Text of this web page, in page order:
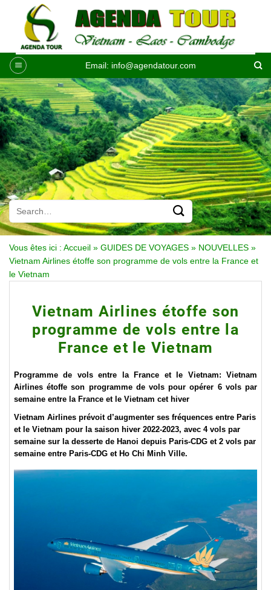
contenu
Email: info@agendatour.com
Vous êtes ici : Accueil » GUIDES DE VOYAGES » NOUVELLES »
Vietnam Airlines étoffe son programme de vols entre la France et
le Vietnam
Vietnam Airlines étoffe son
programme de vols entre la
France et le Vietnam
Programme de vols entre la France et le Vietnam: Vietnam
Airlines étoffe son programme de vols pour opérer 6 vols par
semaine entre la France et le Vietnam cet hiver
Vietnam Airlines prévoit d’augmenter ses fréquences entre Paris
et le Vietnam pour la saison hiver 2022-2023, avec 4 vols par
semaine sur la desserte de Hanoi depuis Paris-CDG et 2 vols par
semaine entre Paris-CDG et Ho Chi Minh Ville.